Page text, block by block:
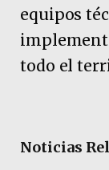
equipos
todo el
Noticias